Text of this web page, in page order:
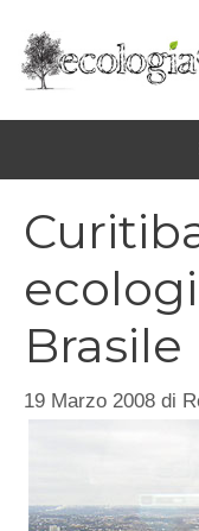
contenuto
Brasile
19 Marzo 2008 di